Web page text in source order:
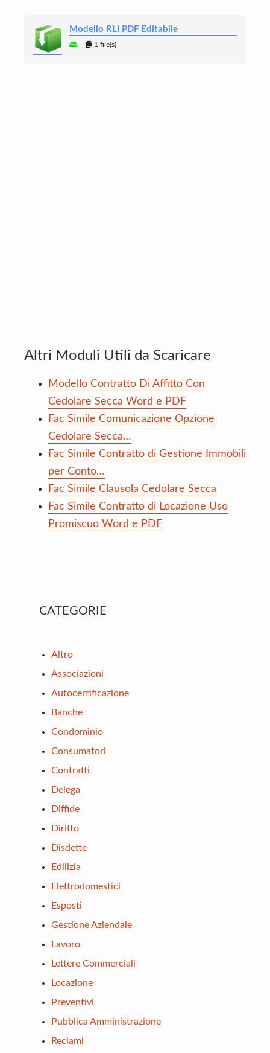
Modello RLI PDF Editabile
1 file(s)
Altri Moduli Utili da Scaricare
Modello Contratto Di Affitto Con
Cedolare Secca Word e PDF
Fac Simile Comunicazione Opzione
Cedolare Secca…
Fac Simile Contratto di Gestione Immobili
per Conto…
Fac Simile Clausola Cedolare Secca
Fac Simile Contratto di Locazione Uso
Promiscuo Word e PDF
Primary
CATEGORIE
Altro
Associazioni
Autocertificazione
Banche
Condominio
Consumatori
Contratti
Delega
Diffide
Diritto
Disdette
Edilizia
Elettrodomestici
Esposti
Gestione Aziendale
Lavoro
Lettere Commerciali
Locazione
Preventivi
Pubblica Amministrazione
Reclami